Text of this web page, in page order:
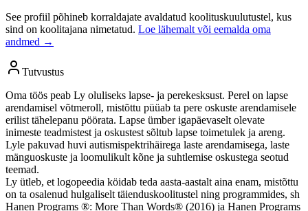
See profiil põhineb korraldajate avaldatud koolituskuulutustel, kus
sind on koolitajana nimetatud. Loe lähemalt või eemalda oma
andmed →
Tutvustus
Oma töös peab Ly oluliseks lapse- ja perekesksust. Perel on lapse
arendamisel võtmeroll, mistõttu püüab ta pere oskuste arendamisele
erilist tähelepanu pöörata. Lapse ümber igapäevaselt olevate
inimeste teadmistest ja oskustest sõltub lapse toimetulek ja areng.
Lyle pakuvad huvi autismispektrihäirega laste arendamisega, laste
mänguoskuste ja loomulikult kõne ja suhtlemise oskustega seotud
teemad.
Ly ütleb, et logopeedia köidab teda aasta-aastalt aina enam, mistõttu
on ta osalenud hulgaliselt täienduskoolitustel ning programmides, sh
Hanen Programs ®: More Than Words® (2016) ja Hanen Programs